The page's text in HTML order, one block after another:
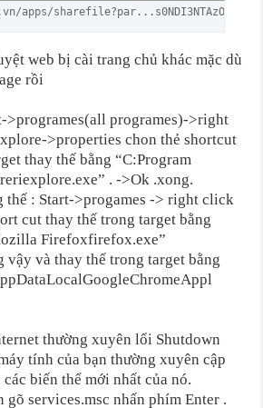
apps/sharefile?par...s0NDI3NTAzOQ==
web bị cài trang chủ khác mặc dù
rồi
>programes(all programes)->right
>properties chon thẻ shortcut
thay thế bằng “C:Program
. ->Ok .xong.
thế : Start->progames -> right click
cut thay thế trong target bằng
Firefoxfirefox.exe”
vậy và thay thế trong target bằng
thường xuyên lổi Shutdown
tính của bạn thường xuyên cập
biến thể mới nhất của nó.
gõ services.msc nhấn phím Enter .